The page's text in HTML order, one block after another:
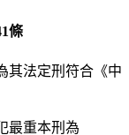
條
其法定刑符合《中
最重本刑為